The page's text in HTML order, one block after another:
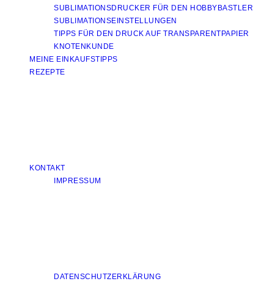
SUBLIMATIONSDRUCKER FÜR DEN HOBBYBASTLER
SUBLIMATIONSEINSTELLUNGEN
TIPPS FÜR DEN DRUCK AUF TRANSPARENTPAPIER
KNOTENKUNDE
MEINE EINKAUFSTIPPS
REZEPTE
KONTAKT
IMPRESSUM
DATENSCHUTZERKLÄRUNG